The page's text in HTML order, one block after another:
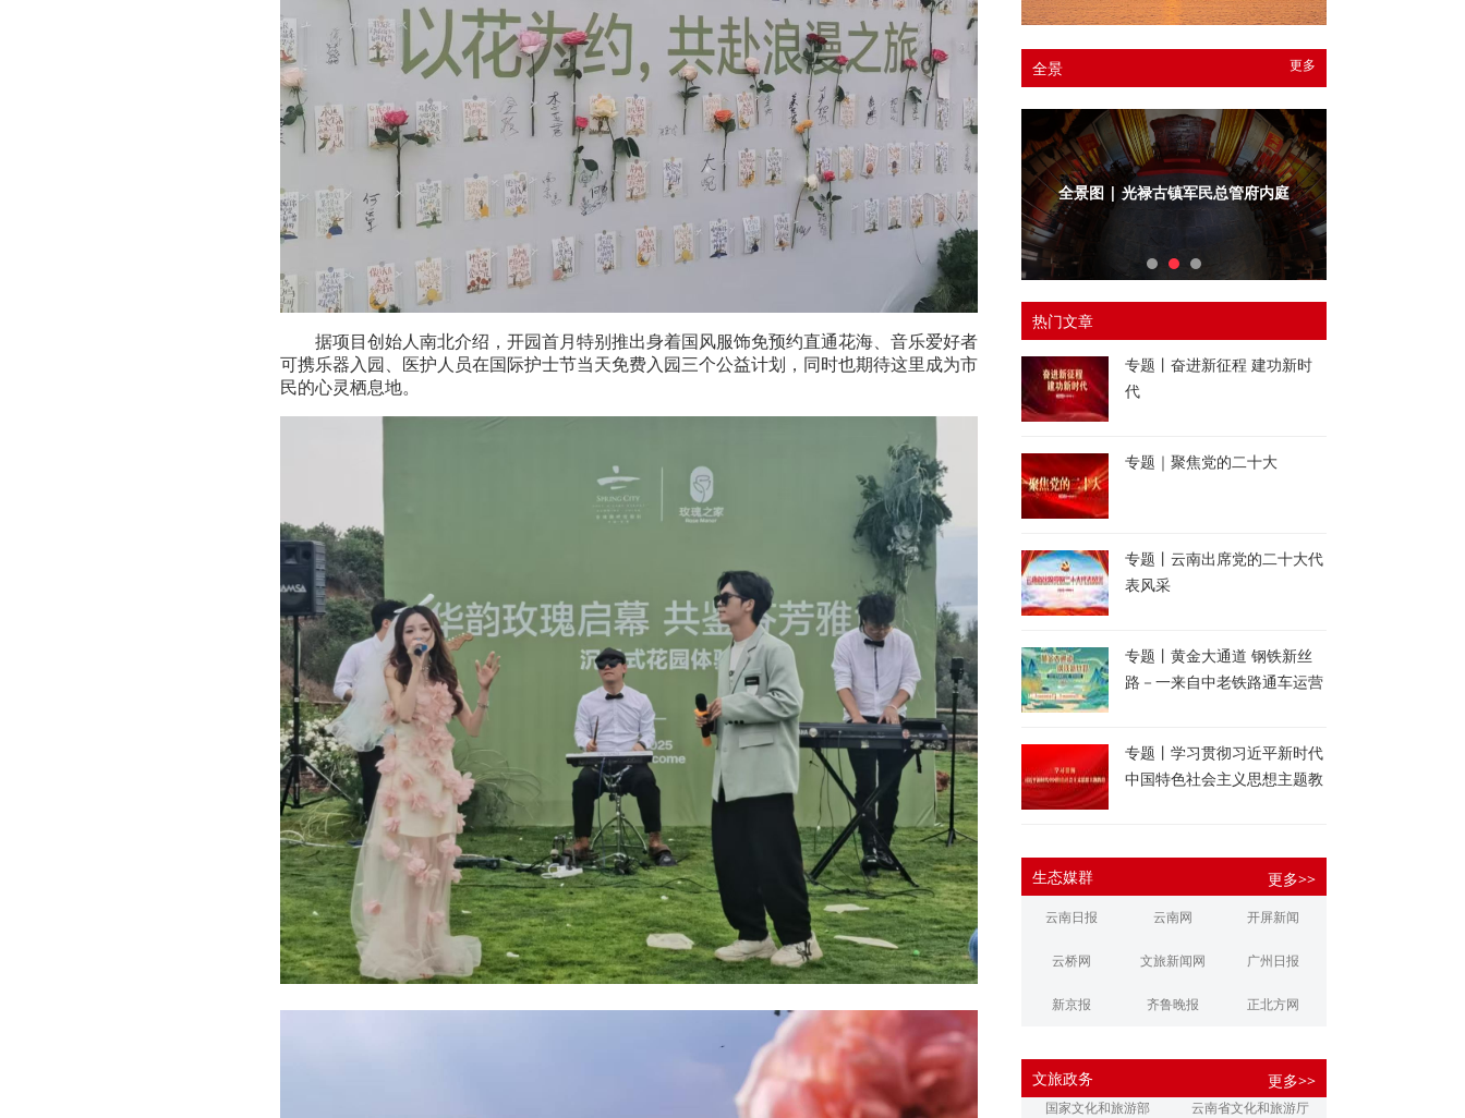
据项目创始人南北介绍，开园首月特别推出身着国风服饰免预约直通花海、音乐爱好者
可携乐器入园、医护人员在国际护士节当天免费入园三个公益计划，同时也期待这里成为市
民的心灵栖息地。
更多
全景
全景图 | 光禄古镇军民总管府衙门
热门文章
专题丨奋进新征程 建功新时
代
专题｜聚焦党的二十大
专题丨云南出席党的二十大代
表风采
专题丨黄金大通道 钢铁新丝
路－一来自中老铁路通车运营
专题丨学习贯彻习近平新时代
中国特色社会主义思想主题教
生态媒群 更多>>
云南日报 云南网 开屏新闻
云桥网 文旅新闻网 广州日报
新京报 齐鲁晚报 正北方网
江南都市报 潇湘晨报
文旅政务 更多>>
国家文化和旅游部 云南省文化和旅游厅